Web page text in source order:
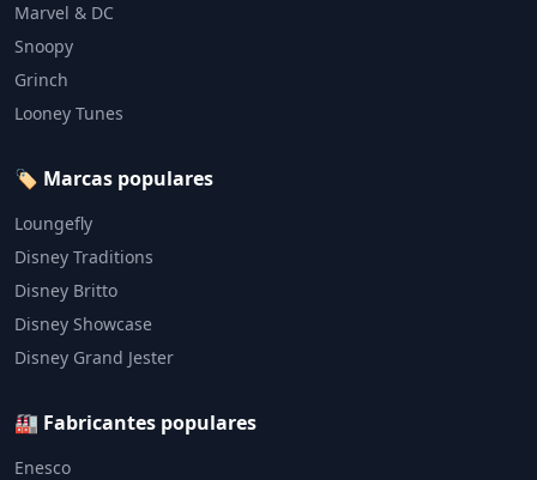
Marvel & DC
Snoopy
Grinch
Looney Tunes
🏷️ Marcas populares
Loungefly
Disney Traditions
Disney Britto
Disney Showcase
Disney Grand Jester
🏭 Fabricantes populares
Enesco